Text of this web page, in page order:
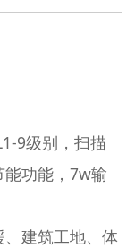
9级别，扫描
功能，7w输
建筑工地、体